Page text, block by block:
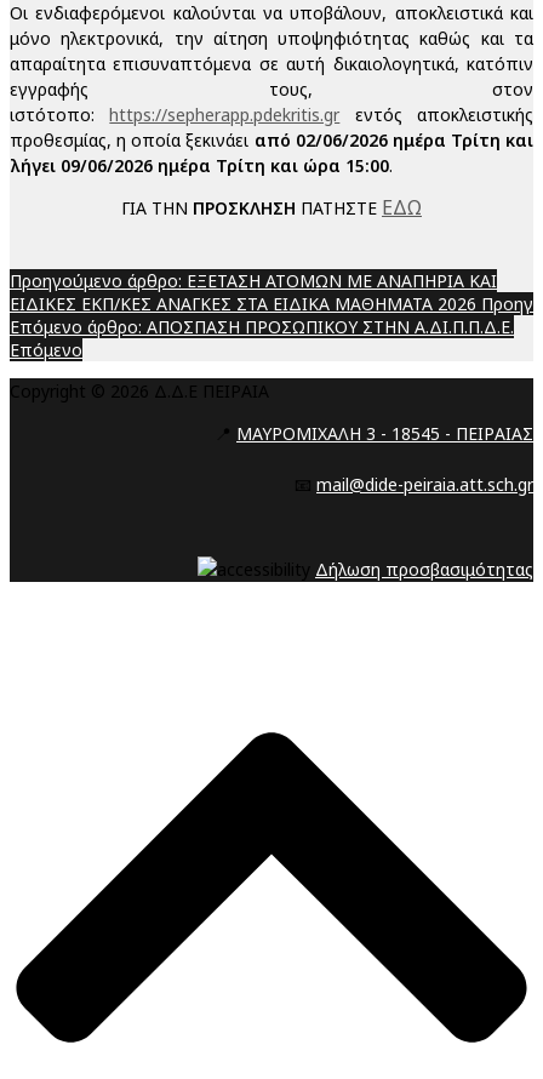
Οι ενδιαφερόμενοι καλούνται να υποβάλουν, αποκλειστικά και
μόνο ηλεκτρονικά, την αίτηση υποψηφιότητας καθώς και τα
απαραίτητα επισυναπτόμενα σε αυτή δικαιολογητικά, κατόπιν
εγγραφής τους, στον
ιστότοπο:https://sepherapp.pdekritis.gr εντός αποκλειστικής
προθεσμίας, η οποία ξεκινάει από 02/06/2026 ημέρα Τρίτη και
λήγει 09/06/2026 ημέρα Τρίτη και ώρα 15:00.
ΓΙΑ ΤΗΝ ΠΡΟΣΚΛΗΣΗ ΠΑΤΗΣΤΕ ΕΔΩ
Προηγούμενο άρθρο: ΕΞΕΤΑΣΗ ΑΤΟΜΩΝ ΜΕ ΑΝΑΠΗΡΙΑ ΚΑΙ
ΕΙΔΙΚΕΣ ΕΚΠ/ΚΕΣ ΑΝΑΓΚΕΣ ΣΤΑ ΕΙΔΙΚΑ ΜΑΘΗΜΑΤΑ 2026 Προηγ
Επόμενο άρθρο: ΑΠΟΣΠΑΣΗ ΠΡΟΣΩΠΙΚΟΥ ΣΤΗΝ Α.ΔΙ.Π.Π.Δ.Ε.
Επόμενο
Copyright © 2026 Δ.Δ.Ε ΠΕΙΡΑΙΑ
📍 ΜΑΥΡΟΜΙΧΑΛΗ 3 - 18545 - ΠΕΙΡΑΙΑΣ
📧 mail@dide-peiraia.att.sch.gr
Δήλωση προσβασιμότητας